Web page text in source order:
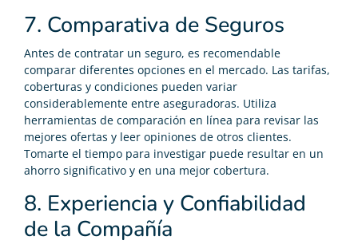
7. Comparativa de Seguros
Antes de contratar un seguro, es recomendable
comparar diferentes opciones en el mercado. Las tarifas,
coberturas y condiciones pueden variar
considerablemente entre aseguradoras. Utiliza
herramientas de comparación en línea para revisar las
mejores ofertas y leer opiniones de otros clientes.
Tomarte el tiempo para investigar puede resultar en un
ahorro significativo y en una mejor cobertura.
8. Experiencia y Confiabilidad
de la Compañía